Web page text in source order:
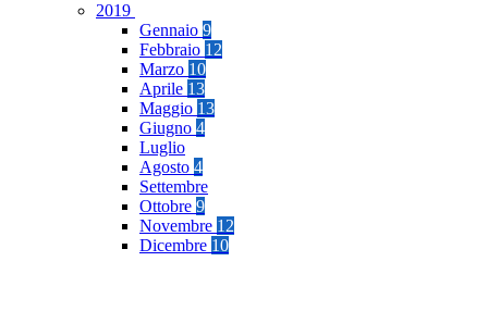
2019
Gennaio 9
Febbraio 12
Marzo 10
Aprile 13
Maggio 13
Giugno 4
Luglio
Agosto 4
Settembre
Ottobre 9
Novembre 12
Dicembre 10